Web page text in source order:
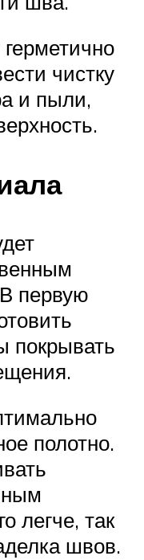
чистку
и пыли,
первую
покрывать
полотно.
легче, так
швов.